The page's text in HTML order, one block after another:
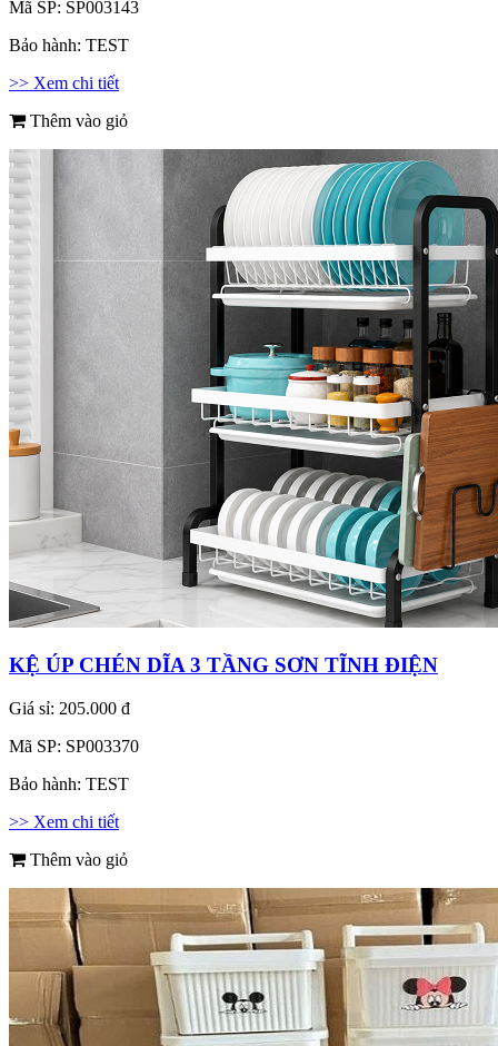
Mã SP: SP003143
Bảo hành: TEST
>> Xem chi tiết
Thêm vào giỏ
KỆ ÚP CHÉN DĨA 3 TẦNG SƠN TĨNH ĐIỆN
Giá sỉ: 205.000 đ
Mã SP: SP003370
Bảo hành: TEST
>> Xem chi tiết
Thêm vào giỏ